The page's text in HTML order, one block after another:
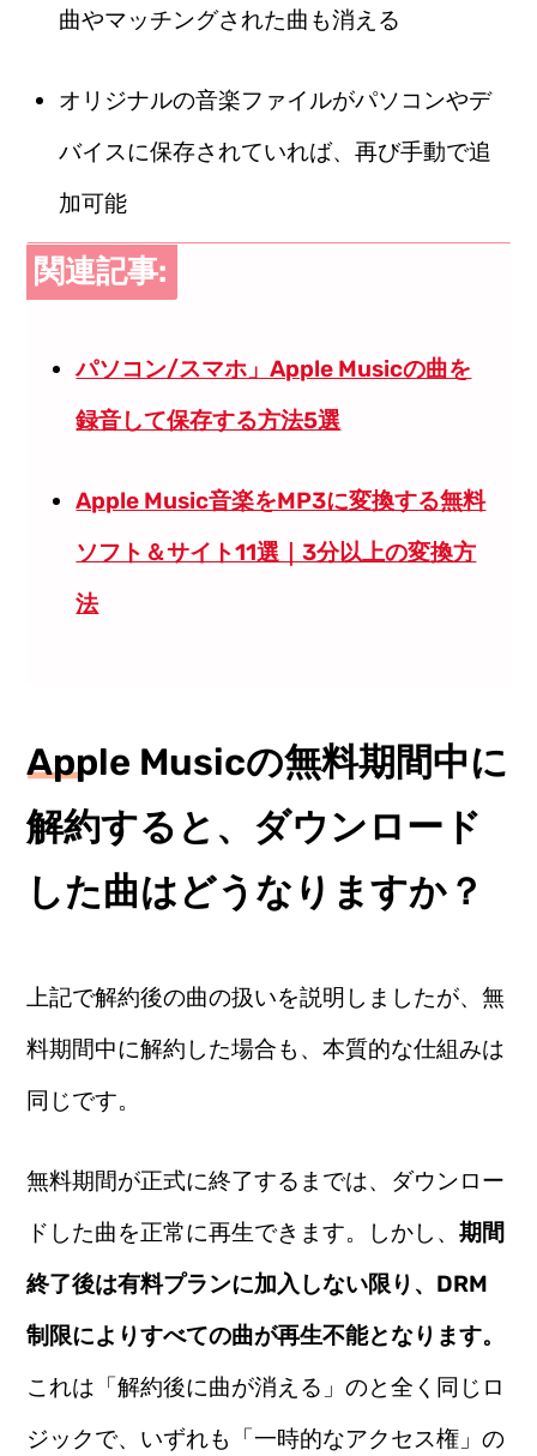
曲やマッチングされた曲も消える
オリジナルの音楽ファイルがパソコンやデ
バイスに保存されていれば、再び手動で追
加可能
関連記事:
パソコン/スマホ」Apple Musicの曲を
録音して保存する方法5選
Apple Music音楽をMP3に変換する無料
ソフト＆サイト11選｜3分以上の変換方
法
Apple Musicの無料期間中に
解約すると、ダウンロード
した曲はどうなりますか？
上記で解約後の曲の扱いを説明しましたが、無
料期間中に解約した場合も、本質的な仕組みは
同じです。
無料期間が正式に終了するまでは、ダウンロー
ドした曲を正常に再生できます。しかし、期間
終了後は有料プランに加入しない限り、DRM
制限によりすべての曲が再生不能となります。
これは「解約後に曲が消える」のと全く同じロ
ジックで、いずれも「一時的なアクセス権」の